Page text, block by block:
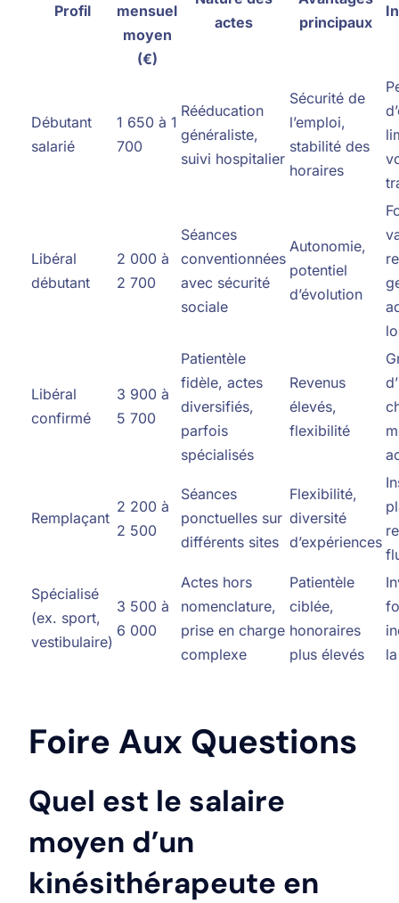
Profil
mensuel
moyen
(€)
actes
principaux
Débutant
salarié
1 650 à 1
700
Rééducation
généraliste,
suivi hospitalier
Sécurité de
l’emploi,
stabilité des
horaires
Libéral
débutant
2 000 à
2 700
Séances
conventionnées
avec sécurité
sociale
Autonomie,
potentiel
d’évolution
Libéral
confirmé
3 900 à
5 700
Patientèle
fidèle, actes
diversifiés,
parfois
spécialisés
Revenus
élevés,
flexibilité
Remplaçant
2 200 à
2 500
Séances
ponctuelles sur
différents sites
Flexibilité,
diversité
d’expériences
Spécialisé
(ex. sport,
vestibulaire)
3 500 à
6 000
Actes hors
nomenclature,
prise en charge
complexe
Patientèle
ciblée,
honoraires
plus élevés
Foire Aux Questions
Quel est le salaire
moyen d’un
kinésithérapeute en